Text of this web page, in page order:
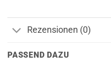
Rezensionen (0)
PASSEND DAZU